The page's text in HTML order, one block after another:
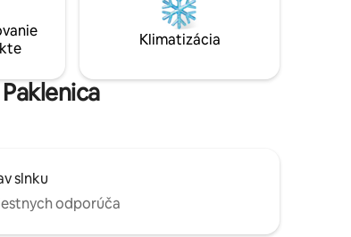
Klimatizácia
slnku
odporúča